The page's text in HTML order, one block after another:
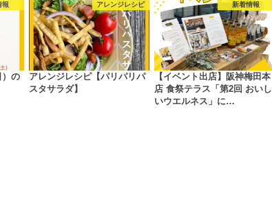
報
）の
アレンジレシピ
アレンジレシピ【パリパリパ
スタサラダ】
新着情報
【イベント出店】阪神梅田本
店 食祭テラス「第2回 おいし
いウエルネス」に…